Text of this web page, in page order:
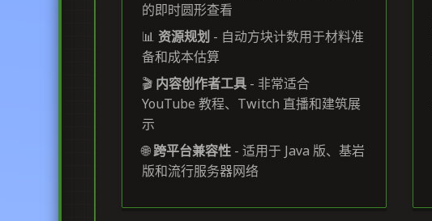
的即时圆形查看
📊 资源规划 - 自动方块计数用于材料准
备和成本估算
🎬 内容创作者工具 - 非常适合
YouTube 教程、Twitch 直播和建筑展
示
🌐跨平台兼容性 - 适用于 Java 版、基岩
版和流行服务器网络